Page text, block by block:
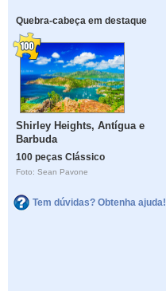
Quebra-cabeça em destaque
Shirley Heights, Antígua e
Barbuda
100 peças Clássico
Foto: Sean Pavone
Tem dúvidas? Obtenha ajuda!